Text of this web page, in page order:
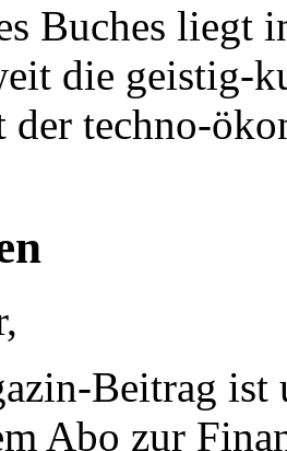
Buches liegt
die geistig-
der techno-
Beitrag ist
Abo zur